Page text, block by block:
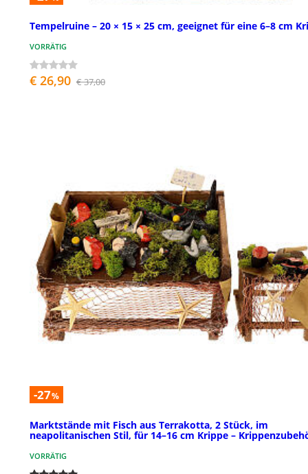
Tempelruine – 20 × 15 × 25 cm, geeignet für eine 6–8 cm
VORRÄTIG
€ 26,90 € 37,00
-27%
Marktstände mit Fisch aus Terrakotta, 2 Stück, im
neapolitanischen Stil, für 14–16 cm Krippe –
VORRÄTIG